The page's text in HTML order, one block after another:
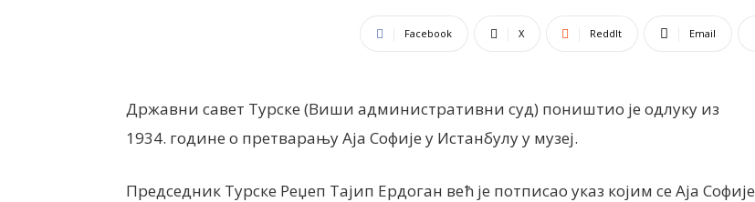
Facebook X ReddIt Email
Државни савет Турске (Виши административни суд) поништио је одлуку из
1934. године о претварању Аја Софије у Истанбулу у музеј.
Председник Турске Реџеп Тајип Ердоган већ је потписао указ којим се Аја Софије